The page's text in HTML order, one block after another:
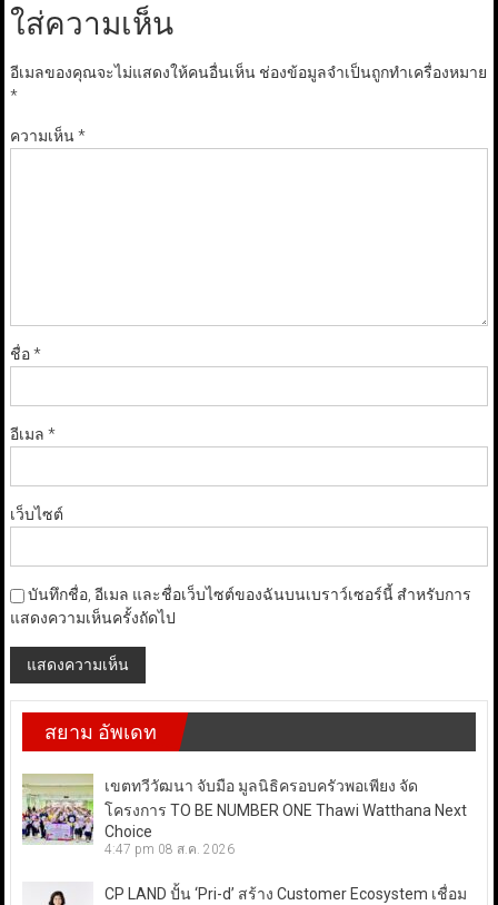
ใส่ความเห็น
อีเมลของคุณจะไม่แสดงให้คนอื่นเห็น ช่องข้อมูลจำเป็นถูกทำเครื่องหมาย
*
ความเห็น*
ชื่อ*
อีเมล *
เว็บไซต์
บันทึกชื่อ, อีเมล และชื่อเว็บไซต์ของฉันบนเบราว์เซอร์นี้ สำหรับการ
แสดงความเห็นครั้งถัดไป
สยาม อัพเดท
เขตทวีวัฒนา จับมือ มูลนิธิครอบครัวพอเพียง จัด
โครงการ TO BE NUMBER ONE Thawi Watthana Next
Choice
4:47 pm 08 ส.ค. 2026
CP LAND ปั้น ‘Pri-d’ สร้าง Customer Ecosystem เชื่อม